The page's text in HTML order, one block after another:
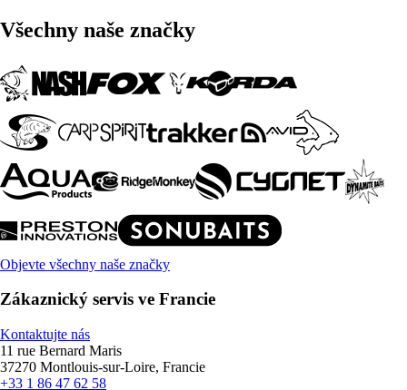
Všechny naše značky
Objevte všechny naše značky
Zákaznický servis ve Francie
Kontaktujte nás
11 rue Bernard Maris
37270 Montlouis-sur-Loire, Francie
+33 1 86 47 62 58